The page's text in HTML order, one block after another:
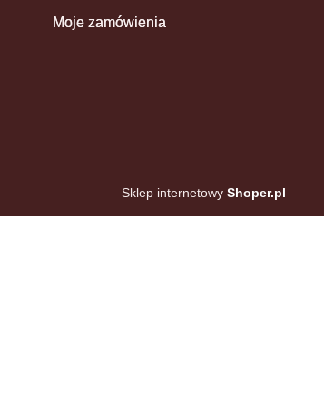
Moje zamówienia
Sklep internetowy Shoper.pl